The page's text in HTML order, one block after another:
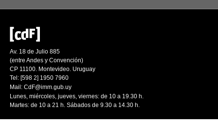
Av. 18 de Julio 885
(entre Andes y Convención)
CP 11100. Montevideo. Uruguay
Tel: [598 2] 1950 7960
Mail: CdF@imm.gub.uy
Lunes, miércoles, jueves, viernes: de 10 a 19.30 h.
Martes: de 10 a 21 h. Sábados de 9.30 a 14.30 h.